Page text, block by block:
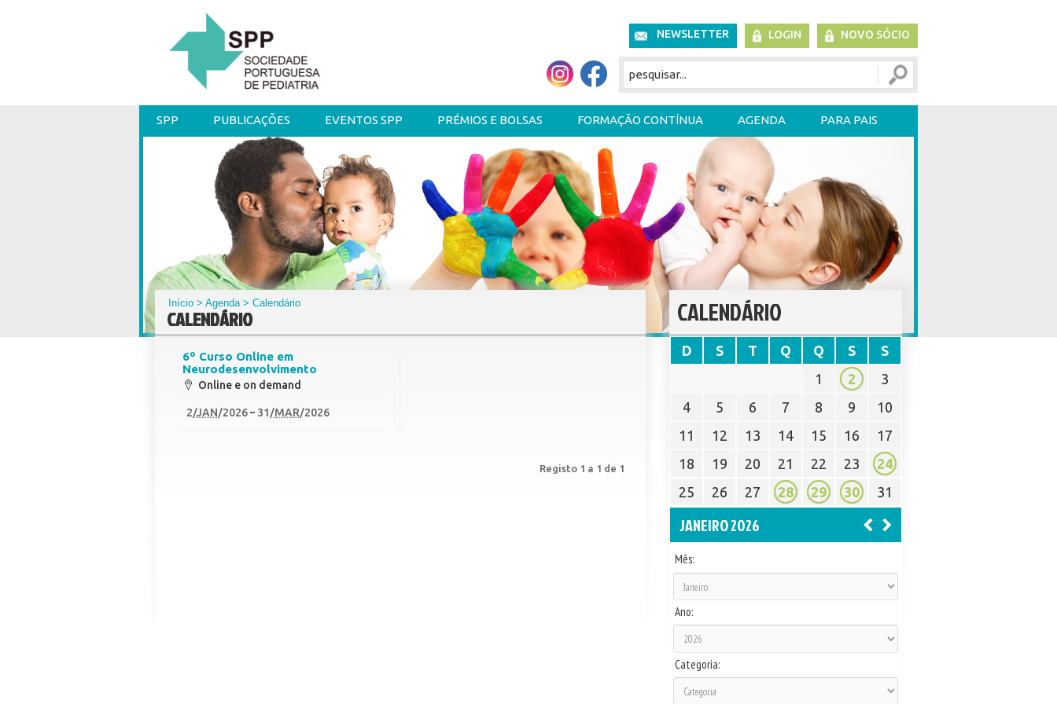
NEWSLETTER LOGIN NOVO SÓCIO
SPP PUBLICAÇÕES EVENTOS SPP PRÉMIOS E BOLSAS FORMAÇÃO CONTÍNUA AGENDA PARA PAIS
Início >Agenda> Calendário
CALENDÁRIO
6º Curso Online em
Neurodesenvolvimento
Online e on demand
2/JAN/2026 31/MAR/2026
Registo 1 a 1 de 1
CALENDÁRIO
D S T Q Q S
S
1
2
3
4
5 6 7 8 9
10
11
12 13 14 15 16
17
18
19 20 21 22 23
24
25
26 27 28 29 30 31
JANEIRO 2026
Mês:
Ano:
Categoria: